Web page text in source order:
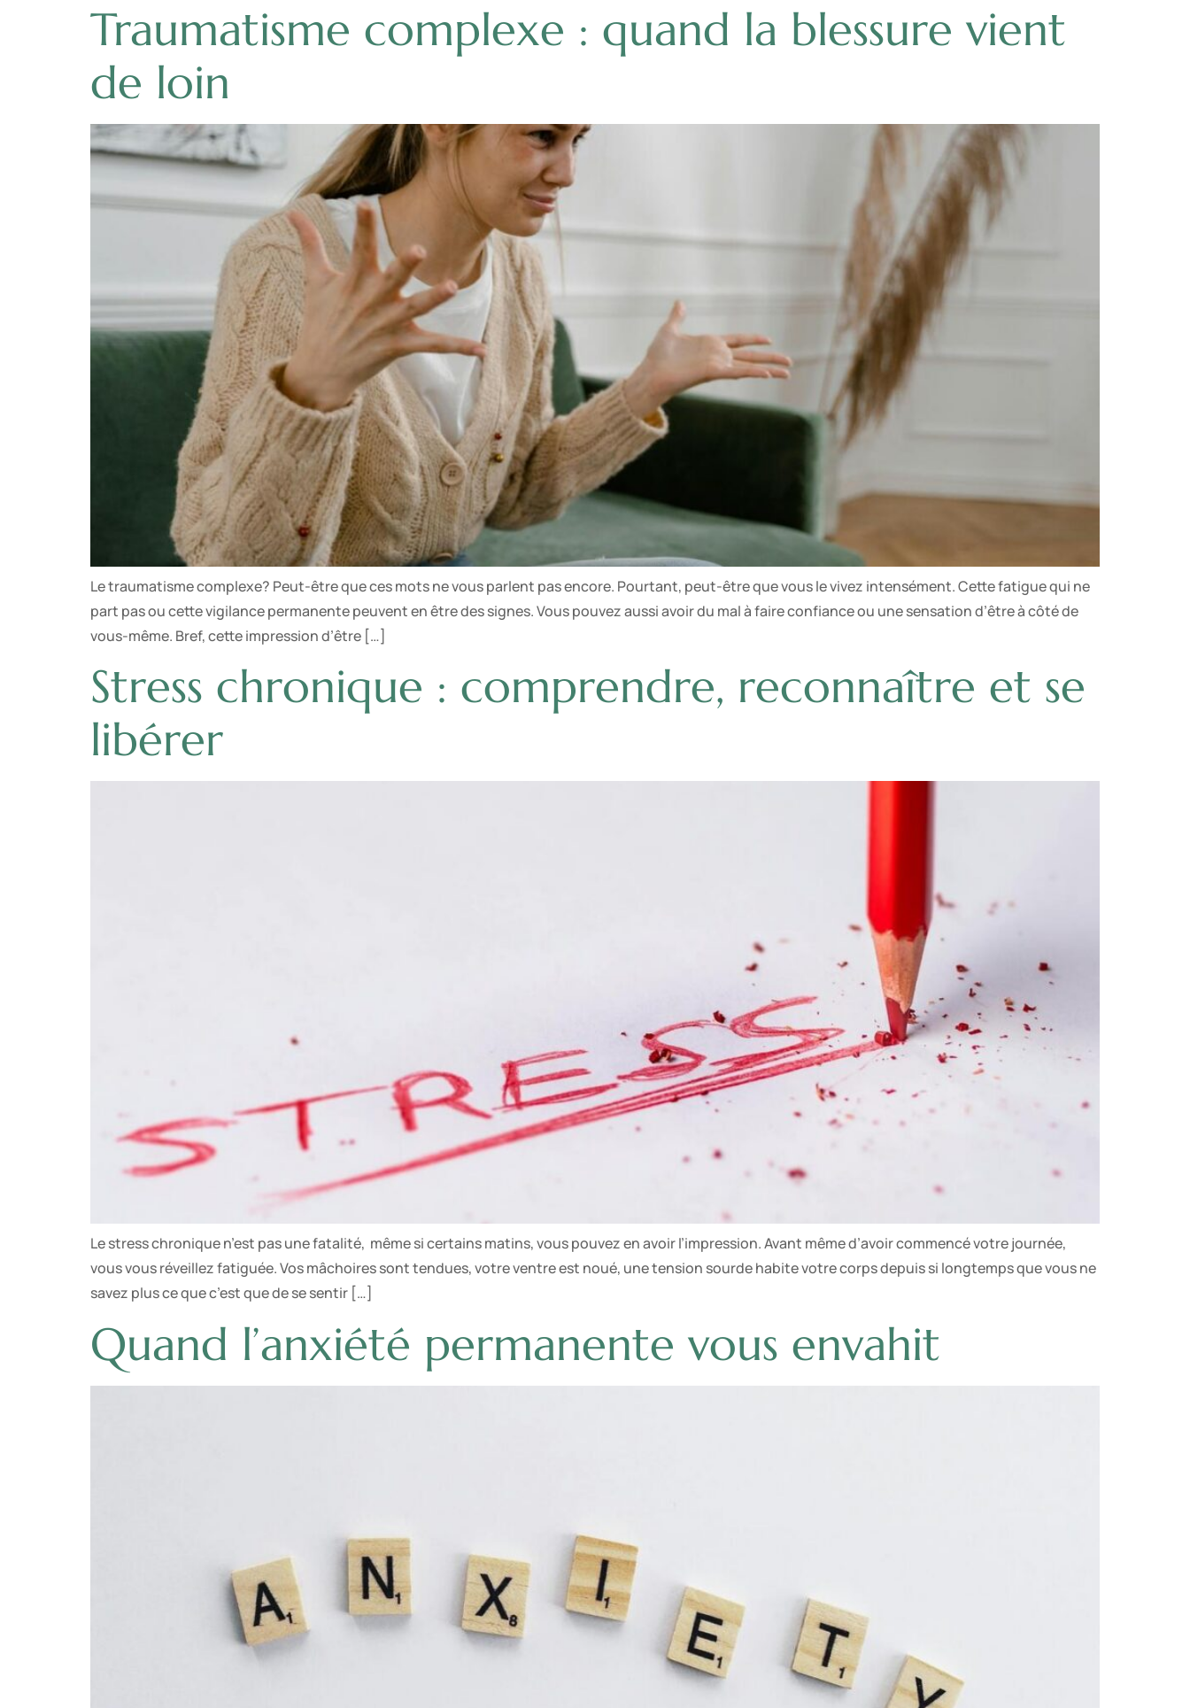
Traumatisme complexe : quand la blessure vient
de loin
Le traumatisme complexe? Peut-être que ces mots ne vous parlent pas encore. Pourtant, peut-être que vous le vivez intensément. Cette fatigue qui ne
part pas ou cette vigilance permanente peuvent en être des signes. Vous pouvez aussi avoir du mal à faire confiance ou une sensation d’être à côté de
vous-même. Bref, cette impression d’être […]
Stress chronique : comprendre, reconnaître et se
libérer
Le stress chronique n’est pas une fatalité, même si certains matins, vous pouvez en avoir l’impression. Avant même d’avoir commencé votre journée,
vous vous réveillez fatiguée. Vos mâchoires sont tendues, votre ventre est noué, une tension sourde habite votre corps depuis si longtemps que vous ne
savez plus ce que c’est que de se sentir […]
Quand l’anxiété permanente vous envahit